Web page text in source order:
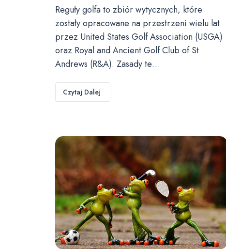
Reguły golfa to zbiór wytycznych, które
zostały opracowane na przestrzeni wielu lat
przez United States Golf Association (USGA)
oraz Royal and Ancient Golf Club of St
Andrews (R&A). Zasady te…
Czytaj Dalej